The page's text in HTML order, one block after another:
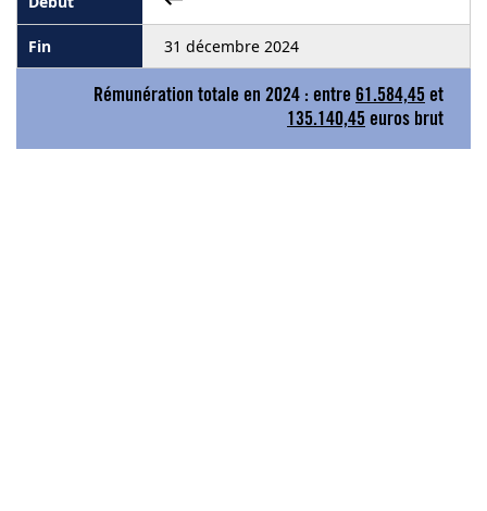
31 décembre 2024
Rémunération totale en 2024 : entre 61.584,45 et
135.140,45 euros brut